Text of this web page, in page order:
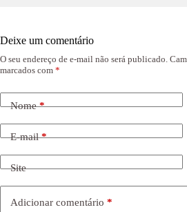
Deixe um comentário
O seu endereço de e-mail não será publicado.
marcados com *
Nome*
E-mail*
Site
Adicionar comentário *